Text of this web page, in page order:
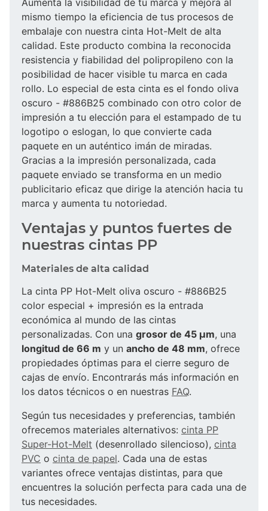
mismo tiempo la eficiencia de tus procesos de
embalaje con nuestra cinta Hot-Melt de alta
calidad. Este producto combina la reconocida
resistencia y fiabilidad del polipropileno con la
posibilidad de hacer visible tu marca en cada
rollo. Lo especial de esta cinta es el fondo oliva
oscuro - #886B25 combinado con otro color de
impresión a tu elección para el estampado de tu
logotipo o eslogan, lo que convierte cada
paquete en un auténtico imán de miradas.
Gracias a la impresión personalizada, cada
paquete enviado se transforma en un medio
publicitario eficaz que dirige la atención hacia tu
marca y aumenta tu notoriedad.
Ventajas y puntos fuertes de
nuestras cintas PP
Materiales de alta calidad
La cinta PP Hot-Melt oliva oscuro - #886B25
color especial + impresión es la entrada
económica al mundo de las cintas
personalizadas. Con una grosor de 45 µm, una
longitud de 66 m y un ancho de 48 mm, ofrece
propiedades óptimas para el cierre seguro de
cajas de envío. Encontrarás más información en
los datos técnicos o en nuestras FAQ.
Según tus necesidades y preferencias, también
ofrecemos materiales alternativos: cinta PP
Super-Hot-Melt (desenrollado silencioso), cinta
PVC o cinta de papel. Cada una de estas
variantes ofrece ventajas distintas, para que
encuentres la solución perfecta para cada una de
tus necesidades.